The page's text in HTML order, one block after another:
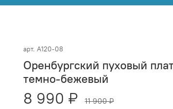
арт. А120-08
Оренбургский пуховый
темно-бежевый
8 990 ₽ 11 900 ₽